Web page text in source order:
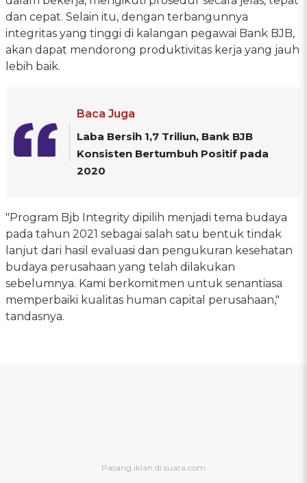
dan cepat. Selain itu, dengan terbangunnya
integritas yang tinggi di kalangan pegawai Bank BJB,
akan dapat mendorong produktivitas kerja yang jauh
lebih baik.
Baca Juga
Laba Bersih 1,7 Triliun, Bank BJB
Konsisten Bertumbuh Positif pada
2020
"Program Bjb Integrity dipilih menjadi tema budaya
pada tahun 2021 sebagai salah satu bentuk tindak
lanjut dari hasil evaluasi dan pengukuran kesehatan
budaya perusahaan yang telah dilakukan
sebelumnya. Kami berkomitmen untuk senantiasa
memperbaiki kualitas human capital perusahaan,"
tandasnya.